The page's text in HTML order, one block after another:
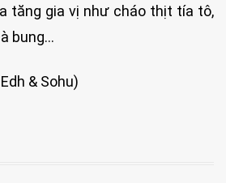
tăng gia vị như cháo thịt tía tô,
bung…
& Sohu)